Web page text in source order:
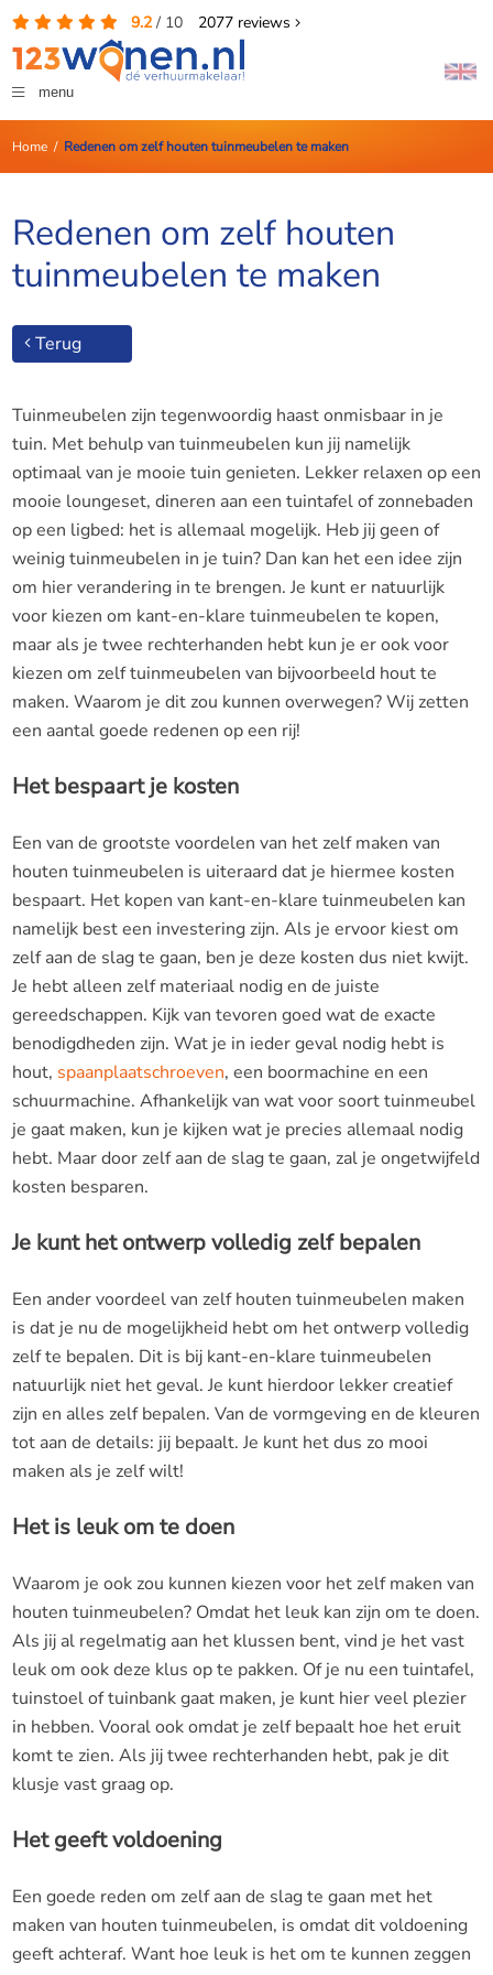
9.2/ 10 2077reviews
menu
Home/ Redenen om zelf houten tuinmeubelen te maken
Redenen om zelf houten
tuinmeubelen te maken
Terug
Tuinmeubelen zijn tegenwoordig haast onmisbaar in je
tuin. Met behulp van tuinmeubelen kun jij namelijk
optimaal van je mooie tuin genieten. Lekker relaxen op een
mooie loungeset, dineren aan een tuintafel of zonnebaden
op een ligbed: het is allemaal mogelijk. Heb jij geen of
weinig tuinmeubelen in je tuin? Dan kan het een idee zijn
om hier verandering in te brengen. Je kunt er natuurlijk
voor kiezen om kant-en-klare tuinmeubelen te kopen,
maar als je twee rechterhanden hebt kun je er ook voor
kiezen om zelf tuinmeubelen van bijvoorbeeld hout te
maken. Waarom je dit zou kunnen overwegen? Wij zetten
een aantal goede redenen op een rij!
Het bespaart je kosten
Een van de grootste voordelen van het zelf maken van
houten tuinmeubelen is uiteraard dat je hiermee kosten
bespaart. Het kopen van kant-en-klare tuinmeubelen kan
namelijk best een investering zijn. Als je ervoor kiest om
zelf aan de slag te gaan, ben je deze kosten dus niet kwijt.
Je hebt alleen zelf materiaal nodig en de juiste
gereedschappen. Kijk van tevoren goed wat de exacte
benodigdheden zijn. Wat je in ieder geval nodig hebt is
hout, spaanplaatschroeven, een boormachine en een
schuurmachine. Afhankelijk van wat voor soort tuinmeubel
je gaat maken, kun je kijken wat je precies allemaal nodig
hebt. Maar door zelf aan de slag te gaan, zal je ongetwijfeld
kosten besparen.
Je kunt het ontwerp volledig zelf bepalen
Een ander voordeel van zelf houten tuinmeubelen maken
is dat je nu de mogelijkheid hebt om het ontwerp volledig
zelf te bepalen. Dit is bij kant-en-klare tuinmeubelen
natuurlijk niet het geval. Je kunt hierdoor lekker creatief
zijn en alles zelf bepalen. Van de vormgeving en de kleuren
tot aan de details: jij bepaalt. Je kunt het dus zo mooi
maken als je zelf wilt!
Het is leuk om te doen
Waarom je ook zou kunnen kiezen voor het zelf maken van
houten tuinmeubelen? Omdat het leuk kan zijn om te doen.
Als jij al regelmatig aan het klussen bent, vind je het vast
leuk om ook deze klus op te pakken. Of je nu een tuintafel,
tuinstoel of tuinbank gaat maken, je kunt hier veel plezier
in hebben. Vooral ook omdat je zelf bepaalt hoe het eruit
komt te zien. Als jij twee rechterhanden hebt, pak je dit
klusje vast graag op.
Het geeft voldoening
Een goede reden om zelf aan de slag te gaan met het
maken van houten tuinmeubelen, is omdat dit voldoening
geeft achteraf. Want hoe leuk is het om te kunnen zeggen